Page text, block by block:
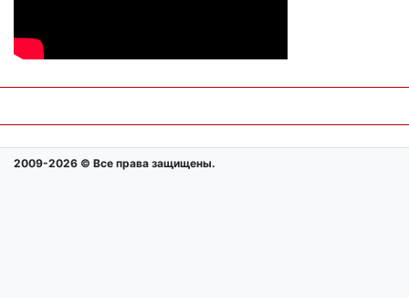
2009-2026 © Все права защищены.